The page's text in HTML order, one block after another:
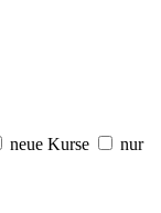
neue Kurse
nur